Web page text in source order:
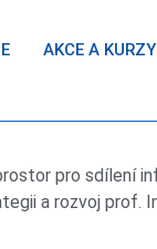
AKCE A KURZY
pro sdílení
a rozvoj prof.